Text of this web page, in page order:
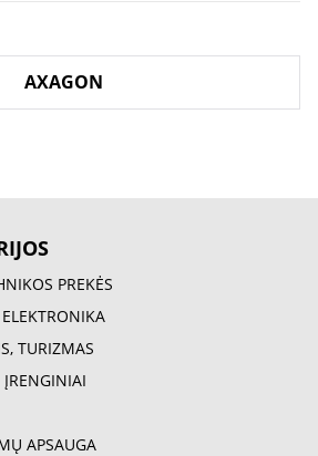
AXAGON
PREKĖS
TURIZMAS
ĮRENGINIAI
APSAUGA